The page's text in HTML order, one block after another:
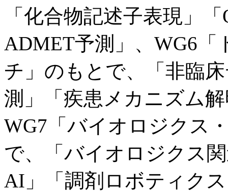
「化合物記述子表現」
ADMET予測」、WG6
チ」のもとで、「非臨
測」「疾患メカニズム
WG7「バイオロジクス
で、「バイオロジクス
AI」「調剤ロボティク